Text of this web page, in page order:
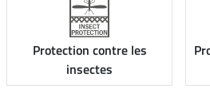
Protection contre les
insectes